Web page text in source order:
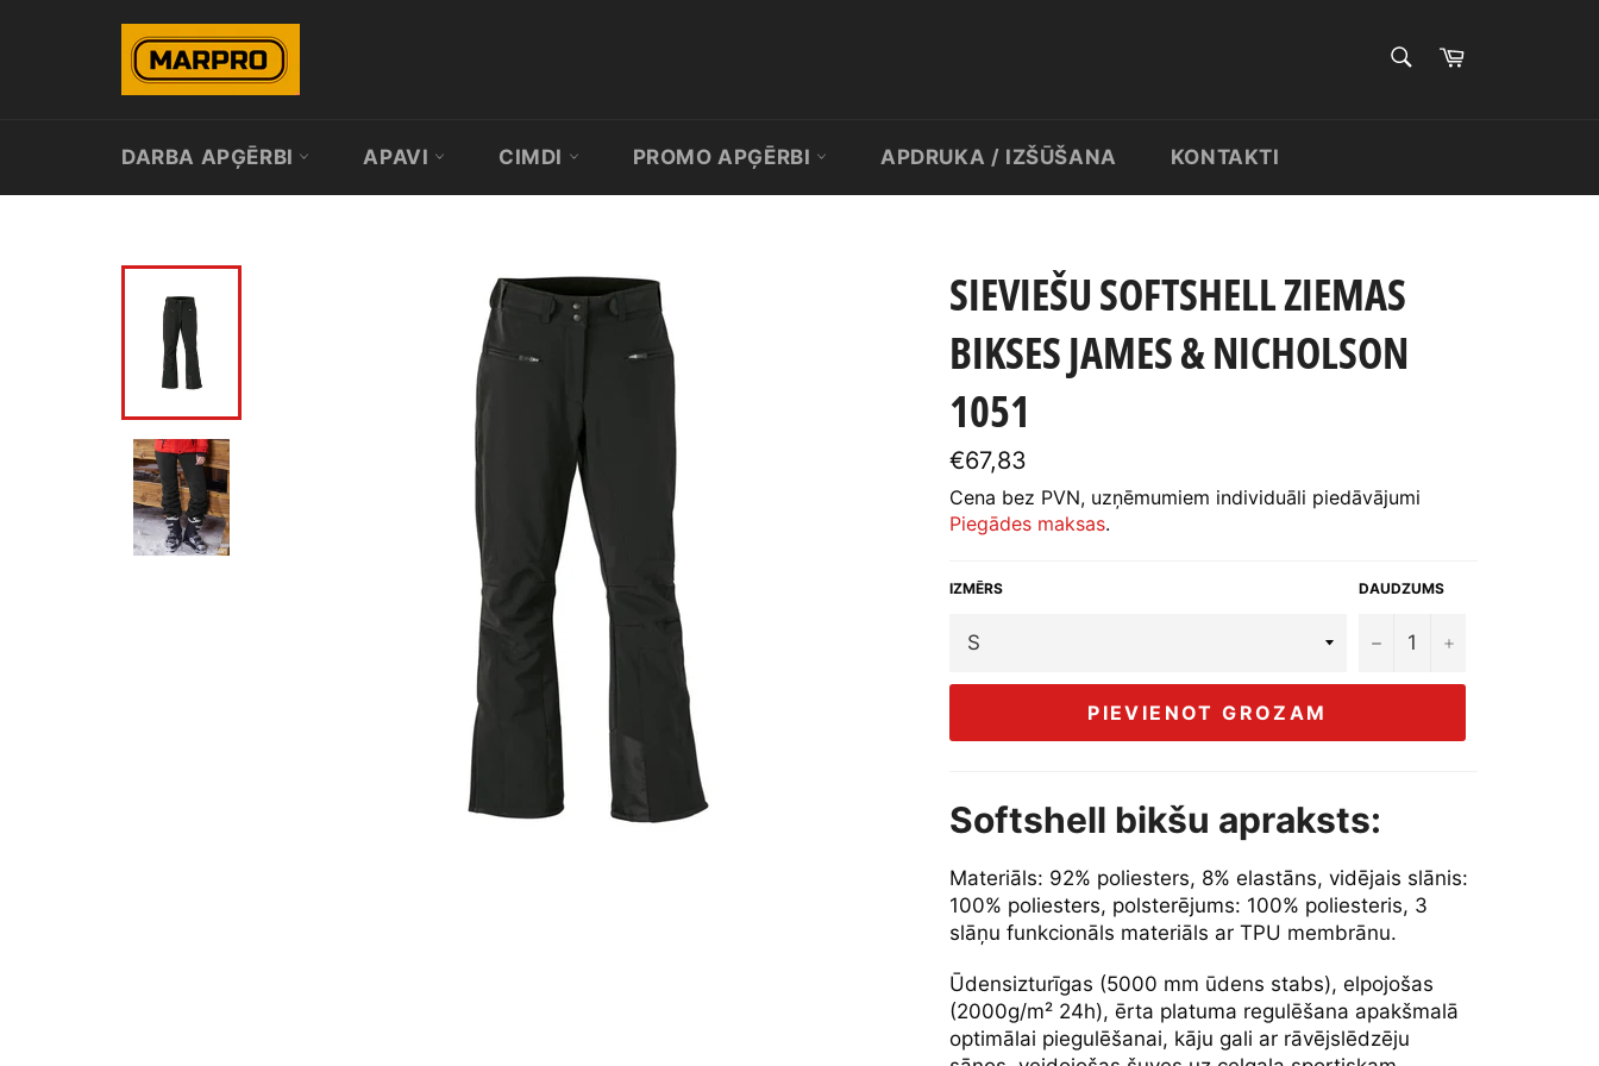
Pirkumu
DARBA APĢĒRBI APAVI CIMDI PROMO APĢĒRBI APDRUKA / IZŠŪŠANA KONTAKTI
SIEVIEŠU SOFTSHELL ZIEMAS
BIKSES JAMES & NICHOLSON
1051
Standarta
cena
€67,83
Cena bez PVN, uzņēmumiem individuāli piedāvājumi
Piegādes maksas.
IZMĒRS DAUDZUMS
− +
PIEVIENOT GROZAM
Softshell bikšu apraksts:
Materiāls: 92% poliesters, 8% elastāns, vidējais slānis:
100% poliesters, polsterējums: 100% poliesteris, 3
slāņu funkcionāls materiāls ar TPU membrānu.
Ūdensizturīgas (5000 mm ūdens stabs), elpojošas
(2000g/m² 24h), ērta platuma regulēšana apakšmalā
optimālai piegulēšanai, kāju gali ar rāvējslēdzēju